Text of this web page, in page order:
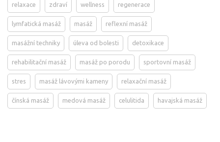
relaxace zdraví wellness regenerace
lymfatická masáž masáž reflexní masáž
masážní techniky úleva od bolesti detoxikace
rehabilitační masáž masáž po porodu sportovní masáž
stres masáž lávovými kameny relaxační masáž
čínská masáž medová masáž celulitida havajská masáž